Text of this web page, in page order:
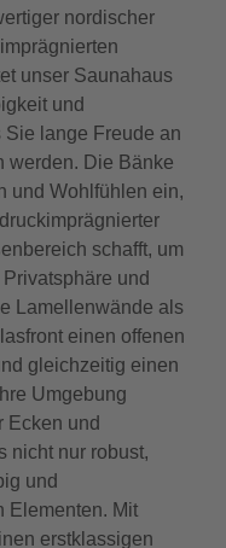
nordischer
unser Saunahaus
und
lange Freude an
werden. Die Bänke
und Wohlfühlen ein,
schafft, um
und
Lamellenwände als
einen offenen
gleichzeitig einen
Umgebung
Ecken und
nicht nur robust,
und
Elementen. Mit
erstklassigen